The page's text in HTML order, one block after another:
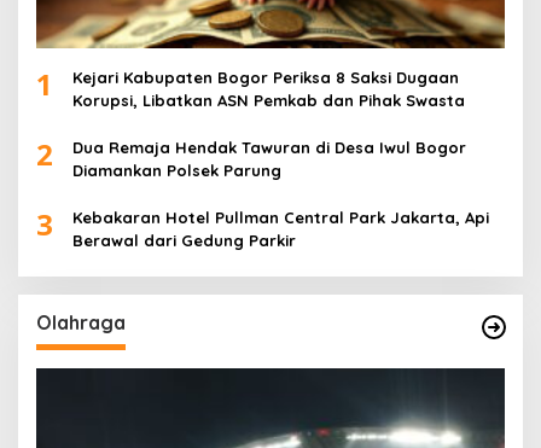
1
Kejari Kabupaten Bogor Periksa 8 Saksi Dugaan
Korupsi, Libatkan ASN Pemkab dan Pihak Swasta
2
Dua Remaja Hendak Tawuran di Desa Iwul Bogor
Diamankan Polsek Parung
3
Kebakaran Hotel Pullman Central Park Jakarta, Api
Berawal dari Gedung Parkir
Olahraga